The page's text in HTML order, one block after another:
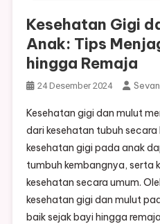
Kesehatan Gigi
Anak: Tips
hingga Remaja
24 Desember 2024 Sevan
Kesehatan gigi dan mulut
dari kesehatan tubuh secara
kesehatan gigi pada anak
tumbuh kembangnya, serta
kesehatan secara umum.
kesehatan gigi dan mulut
baik sejak bayi hingga